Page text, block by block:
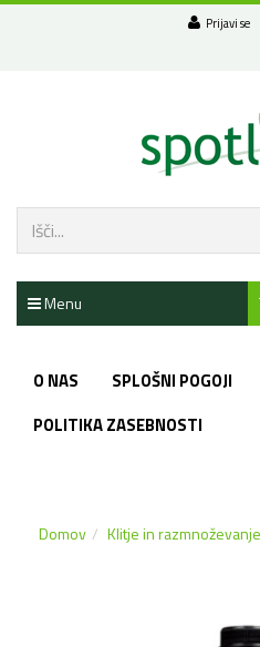
Prijavi se
Menu
O NAS SPLOŠNI POGOJI
POLITIKA ZASEBNOSTI
Domov Klitje in razmnoževanje